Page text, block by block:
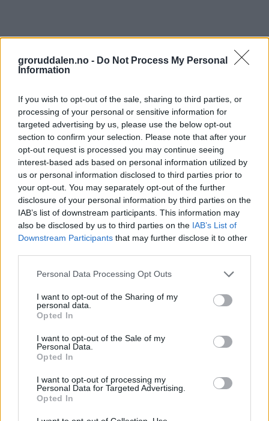
groruddalen.no - Do Not Process My Personal
Information
If you wish to opt-out of the sale, sharing to third parties, or
processing of your personal or sensitive information for
targeted advertising by us, please use the below opt-out
section to confirm your selection. Please note that after your
opt-out request is processed you may continue seeing
interest-based ads based on personal information utilized by
us or personal information disclosed to third parties prior to
your opt-out. You may separately opt-out of the further
disclosure of your personal information by third parties on the
IAB’s list of downstream participants. This information may
also be disclosed by us to third parties on the IAB’s List of
Downstream Participants that may further disclose it to other
Personal Data Processing Opt Outs
I want to opt-out of the Sharing of my
personal data.
Opted In
I want to opt-out of the Sale of my
Personal Data.
Opted In
I want to opt-out of processing my
Personal Data for Targeted Advertising.
Opted In